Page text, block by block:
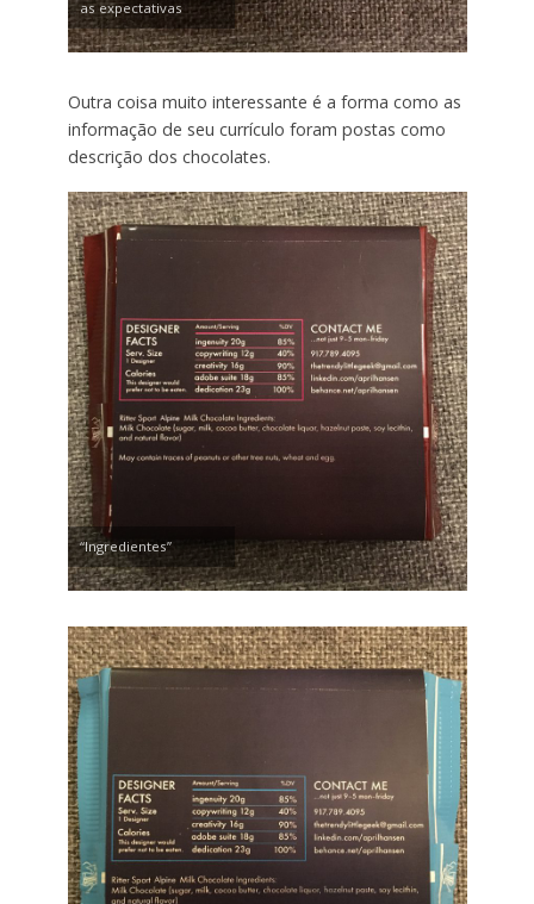
as expectativas
Outra coisa muito interessante é a forma como as
informação de seu currículo foram postas como
descrição dos chocolates.
“Ingredientes”